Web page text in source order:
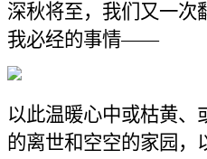
深秋将至，我们又一次
我必经的事情——
以此温暖心中或枯黄、
的离世和空空的家园，